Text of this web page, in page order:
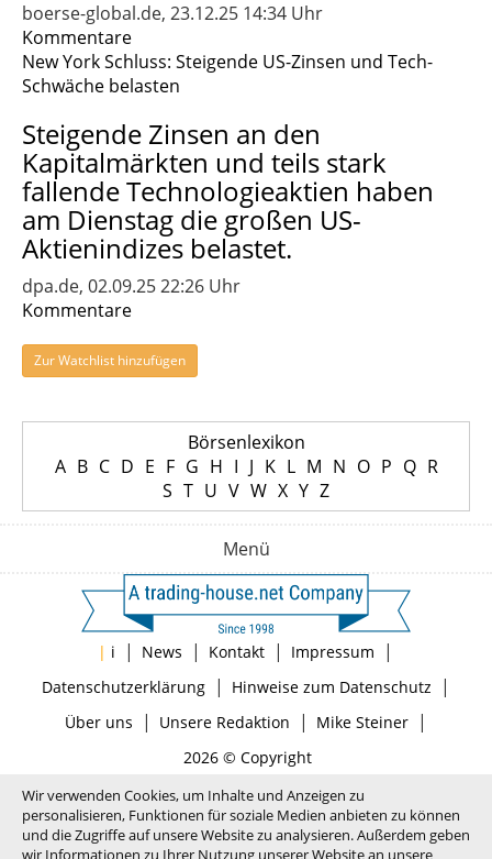
boerse-global.de, 23.12.25 14:34 Uhr
Kommentare
New York Schluss: Steigende US-Zinsen und Tech-
Schwäche belasten
Steigende Zinsen an den
Kapitalmärkten und teils stark
fallende Technologieaktien haben
am Dienstag die großen US-
Aktienindizes belastet.
dpa.de, 02.09.25 22:26 Uhr
Kommentare
Zur Watchlist hinzufügen
Börsenlexikon
A B C D E F G H I J K L M N O P Q R
S T U V W X Y Z
Menü
| i | News | Kontakt | Impressum |
Datenschutzerklärung| Hinweise zum Datenschutz |
Über uns | Unsere Redaktion | Mike Steiner|
2026 © Copyright
Wir verwenden Cookies, um Inhalte und Anzeigen zu
personalisieren, Funktionen für soziale Medien anbieten zu können
und die Zugriffe auf unsere Website zu analysieren. Außerdem geben
wir Informationen zu Ihrer Nutzung unserer Website an unsere